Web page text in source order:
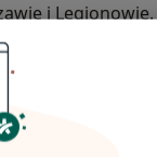
i Legionowie.
ma charakter
oraz tego, z